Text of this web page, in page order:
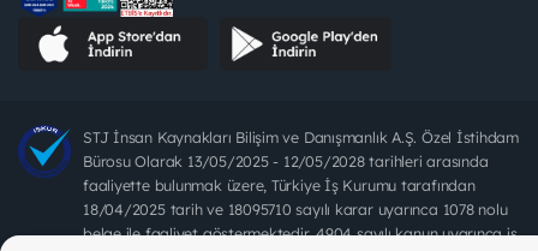
STJ İnsan Kaynakları Bilişim ve Danışmanlık A.Ş. Özel İstihdam
Bürosu Olarak 13/05/2025 - 12/05/2028 tarihleri arasında
faaliyette bulunmak üzere, Türkiye İş Kurumu tarafından
18/04/2025 tarih ve 18095710 sayılı karar uyarınca 1078 nolu
belge ile faaliyet göstermektedir. 4904 sayılı kanun uyarınca iş